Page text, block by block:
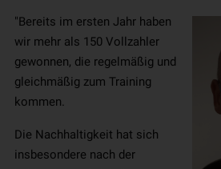
"Bereits im ersten Jahr haben
wir mehr als 150 Vollzahler
gewonnen, die regelmäßig und
gleichmäßig zum Training
kommen.
Die Nachhaltigkeit hat sich
insbesondere nach der